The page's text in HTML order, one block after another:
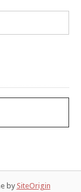
by SiteOrigin